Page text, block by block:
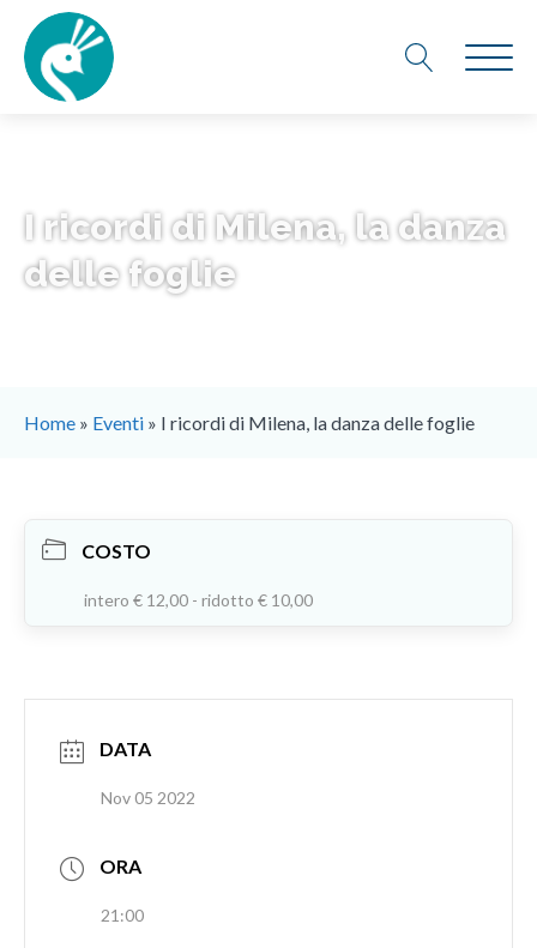
I ricordi di Milena, la danza
delle foglie
Home » Eventi » I ricordi di Milena, la danza delle foglie
COSTO
intero € 12,00 - ridotto € 10,00
DATA
Nov 05 2022
ORA
21:00